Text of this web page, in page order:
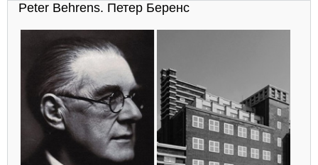
Peter Behrens. Петер Беренс